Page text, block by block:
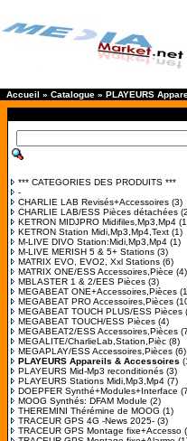
Accueil » Catalogue » PLAYEURS
*** CATEGORIES DES PRODUITS ***
-
CHARLIE LAB Revisés+Accessoires (3)
CHARLIE LAB/ESS Pièces détachées
KETRON MIDJPRO Midifiles,Mp3,Mp4
KETRON Station Midi,Mp3,Mp4,Text (1)
M-LIVE DIVO Station:Midi,Mp3,Mp4 (1)
M-LIVE MERISH 5 & 5+ Stations (3)
MATRIX EVO, EVO2, Xxl Stations (6)
MATRIX ONE/ESS Accessoires,Pièce (4)
MBLASTER 1 & 2/EES Pièces (3)
MEGABEAT ONE+Accessoires,Pièces
MEGABEAT PRO Accessoires,Pièces
MEGABEAT TOUCH PLUS/ESS Pièces
MEGABEAT TOUCH/ESS Pièces (4)
MEGABEAT2/ESS Accessoires,Pièces
MEGALITE/CharlieLab,Station,Pièc (8)
MEGAPLAY/ESS Accessoires,Pièces (6)
PLAYEURS Appareils & Accessoires
PLAYEURS Mid-Mp3 reconditionés (3)
PLAYEURS Stations Midi,Mp3,Mp4 (7)
DOEPFER Synthé+Modules+Interface
MOOG Synthés: DFAM Module (2)
THEREMINI Thérémine de MOOG (1)
TRACEUR GPS 4G -News 2025- (3)
TRACEUR GPS Montage fixe+Accesso